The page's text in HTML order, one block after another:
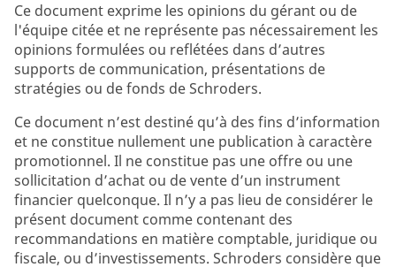
Ce document exprime les opinions du gérant ou de
l'équipe citée et ne représente pas nécessairement les
opinions formulées ou reflétées dans d’autres
supports de communication, présentations de
stratégies ou de fonds de Schroders.
Ce document n’est destiné qu’à des fins d’information
et ne constitue nullement une publication à caractère
promotionnel. Il ne constitue pas une offre ou une
sollicitation d’achat ou de vente d’un instrument
financier quelconque. Il n’y a pas lieu de considérer le
présent document comme contenant des
recommandations en matière comptable, juridique ou
fiscale, ou d’investissements. Schroders considère que